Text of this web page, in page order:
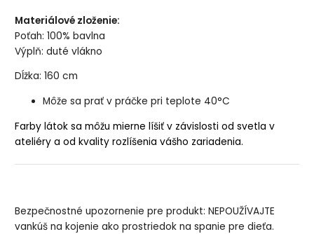
Materiálové zloženie:
Poťah: 100% bavlna
Výplň: duté vlákno
Dĺžka: 160 cm
Môže sa prať v práčke pri teplote 40°C
Farby látok sa môžu mierne líšiť v závislosti od svetla v
ateliéry a od kvality rozlíšenia vášho zariadenia.
Bezpečnostné upozornenie pre produkt: NEPOUŽÍVAJTE
vankúš na kojenie ako prostriedok na spanie pre dieťa.